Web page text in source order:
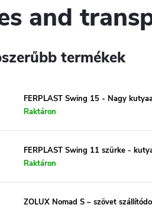
and
termékek
FERPLAST Swing 15 - Nagy
Raktáron
FERPLAST Swing 11 szürke -
Raktáron
ZOLUX Nomad S – szövet